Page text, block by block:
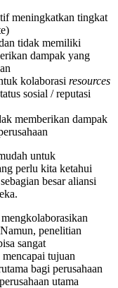
meningkatkan tingkat
tidak memiliki
dampak yang
kolaborasi resources
sosial / reputasi
memberikan dampak
untuk
perlu kita ketahui
besar aliansi
penelitian
sangat
tujuan
bagi perusahaan
utama